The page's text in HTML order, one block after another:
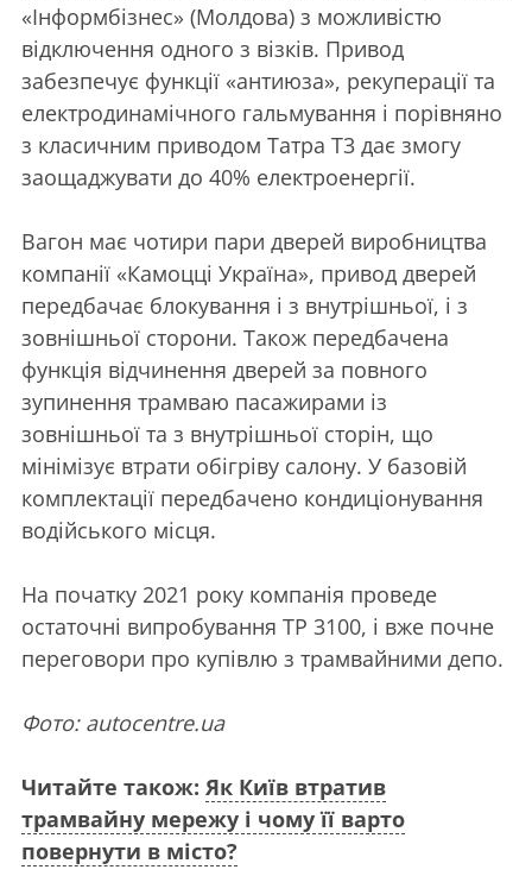
«Інформбізнес» (Молдова) з можливістю
відключення одного з візків. Привод
забезпечує функції «антиюза», рекуперації та
електродинамічного гальмування і порівняно
з класичним приводом Татра Т3 дає змогу
заощаджувати до 40% електроенергії.
Вагон має чотири пари дверей виробництва
компанії «Камоцці Україна», привод дверей
передбачає блокування і з внутрішньої, і з
зовнішньої сторони. Також передбачена
функція відчинення дверей за повного
зупинення трамваю пасажирами із
зовнішньої та з внутрішньої сторін, що
мінімізує втрати обігріву салону. У базовій
комплектації передбачено кондиціонування
водійського місця.
На початку 2021 року компанія проведе
остаточні випробування ТР 3100, і вже почне
переговори про купівлю з трамвайними депо.
Фото: autocentre.ua
Читайте також: Як Київ втратив
трамвайну мережу і чому її варто
повернути в місто?